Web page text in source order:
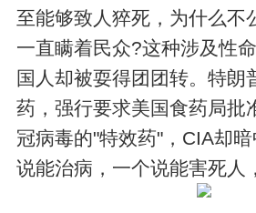
至能够致人猝死，为什么不
一直瞒着民众?这种涉及性
国人却被耍得团团转。特朗
药，强行要求美国食药局批
冠病毒的"特效药"，CIA却
说能治病，一个说能害死人